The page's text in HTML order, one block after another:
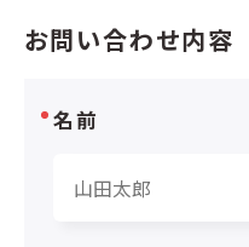
お問い合わせ内容
名前